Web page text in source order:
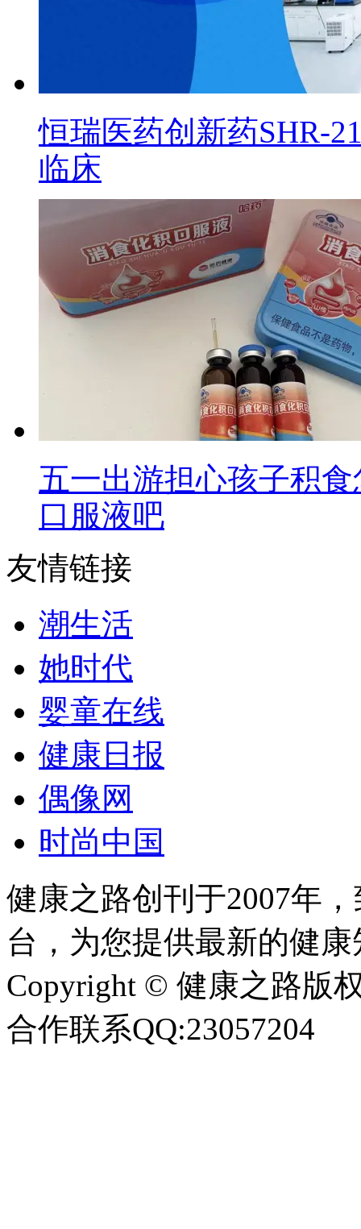
恒瑞医药创新药SHR-
临床
五一出游担心孩子积
口服液吧
友情链接
潮生活
她时代
婴童在线
健康日报
偶像网
时尚中国
健康之路创刊于2007年
台，为您提供最新的健康
Copyright © 健康之路版
合作联系QQ:23057204